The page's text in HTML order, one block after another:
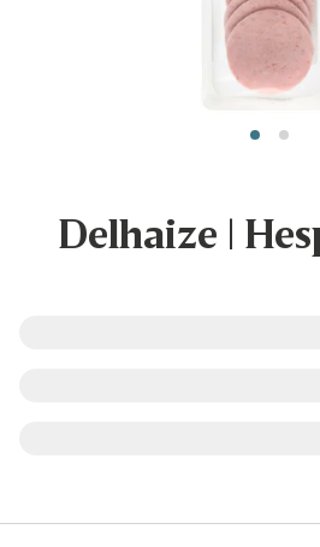
Delhaize |